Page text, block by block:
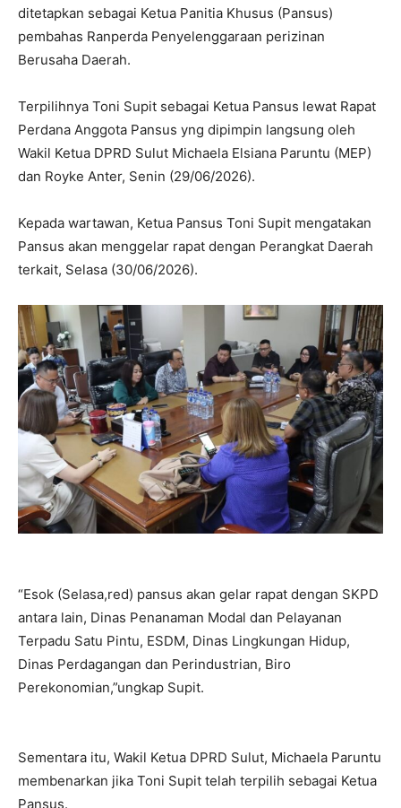
ditetapkan sebagai Ketua Panitia Khusus (Pansus)
pembahas Ranperda Penyelenggaraan perizinan
Berusaha Daerah.
Terpilihnya Toni Supit sebagai Ketua Pansus lewat Rapat
Perdana Anggota Pansus yng dipimpin langsung oleh
Wakil Ketua DPRD Sulut Michaela Elsiana Paruntu (MEP)
dan Royke Anter, Senin (29/06/2026).
Kepada wartawan, Ketua Pansus Toni Supit mengatakan
Pansus akan menggelar rapat dengan Perangkat Daerah
terkait, Selasa (30/06/2026).
“Esok (Selasa,red) pansus akan gelar rapat dengan SKPD
antara lain, Dinas Penanaman Modal dan Pelayanan
Terpadu Satu Pintu, ESDM, Dinas Lingkungan Hidup,
Dinas Perdagangan dan Perindustrian, Biro
Perekonomian,”ungkap Supit.
Sementara itu, Wakil Ketua DPRD Sulut, Michaela Paruntu
membenarkan jika Toni Supit telah terpilih sebagai Ketua
Pansus.